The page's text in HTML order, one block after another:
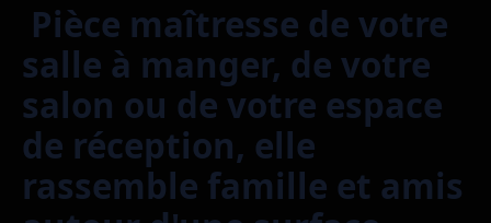
Pièce maîtresse de votre
salle à manger, de votre
salon ou de votre espace
de réception, elle
rassemble famille et amis